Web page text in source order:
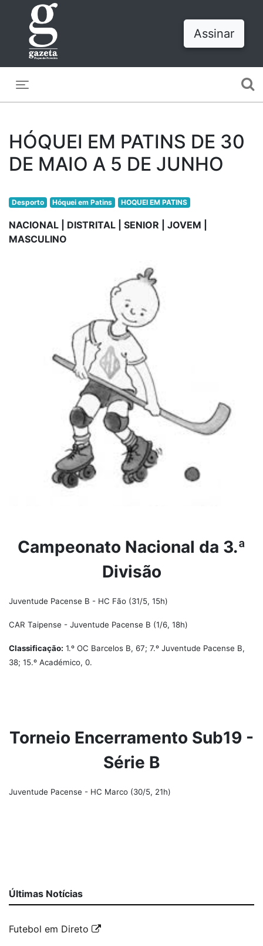
Assinar
HÓQUEI EM PATINS DE 30
DE MAIO A 5 DE JUNHO
Desporto Hóquei em Patins HOQUEI EM PATINS
NACIONAL | DISTRITAL | SENIOR | JOVEM |
MASCULINO
Campeonato Nacional da 3.ª
Divisão
Juventude Pacense B - HC Fão (31/5, 15h)
CAR Taipense - Juventude Pacense B (1/6, 18h)
Classificação: 1.º OC Barcelos B, 67; 7.º Juventude Pacense B,
38; 15.º Académico, 0.
Torneio Encerramento Sub19 -
Série B
Juventude Pacense - HC Marco (30/5, 21h)
Últimas Notícias
Futebol em Direto